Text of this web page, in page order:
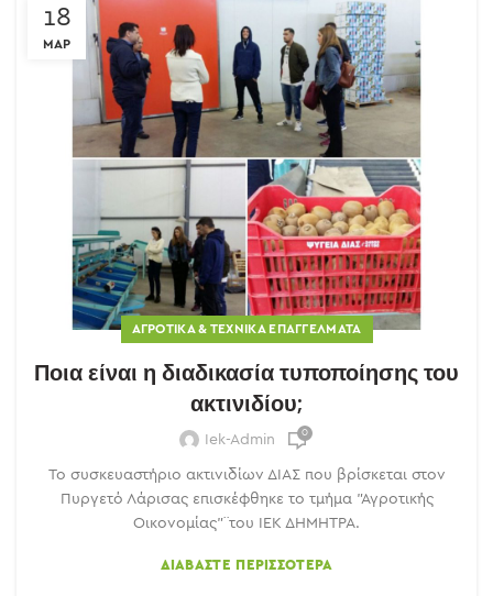
18
ΜΑΡ
ΑΓΡΟΤΙΚΆ & ΤΕΧΝΙΚΆ ΕΠΑΓΓΈΛΜΑΤΑ
Ποια είναι η διαδικασία τυποποίησης του
ακτινιδίου;
Iek-Admin 0
Το συσκευαστήριο ακτινιδίων ΔΙΑΣ που βρίσκεται στον
Πυργετό Λάρισας επισκέφθηκε το τμήμα "Αγροτικής
Οικονομίας"¨του ΙΕΚ ΔΗΜΗΤΡΑ.
ΔΙΑΒΆΣΤΕ ΠΕΡΙΣΣΌΤΕΡΑ